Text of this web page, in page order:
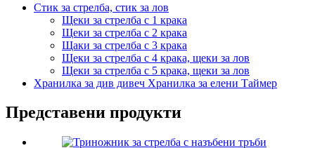
Стик за стрелба, стик за лов
Щеки за стрелба с 1 крака
Щеки за стрелба с 2 крака
Щаки за стрелба с 3 крака
Щеки за стрелба с 4 крака, щеки за лов
Щеки за стрелба с 5 крака, щеки за лов
Хранилка за див дивеч Хранилка за елени Таймер
Представени продукти